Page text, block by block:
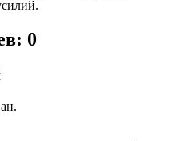
0